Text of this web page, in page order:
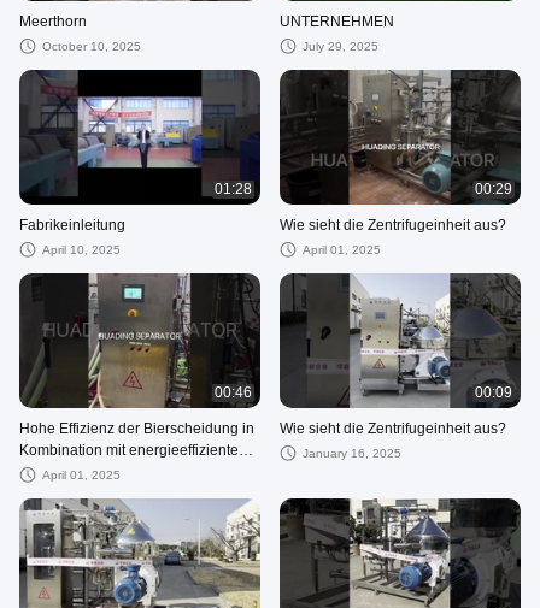
Meerthorn
October 10, 2025
UNTERNEHMEN
July 29, 2025
01:28
Fabrikeinleitung
April 10, 2025
00:29
Wie sieht die Zentrifugeinheit aus?
April 01, 2025
00:46
Hohe Effizienz der Bierscheidung in
Kombination mit energieeffizientem
Betrieb ·
April 01, 2025
00:09
Wie sieht die Zentrifugeinheit aus?
January 16, 2025